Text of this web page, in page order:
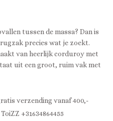
tussen de massa? Dan is
precies wat je zoekt.
van heerlijk corduroy met
uit een groot, ruim vak met
verzending vanaf 400,-
+31634864455